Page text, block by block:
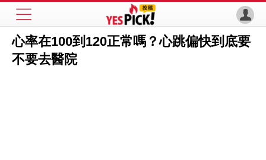
心率在100到120正常嗎？心跳偏快到底要
不要去醫院